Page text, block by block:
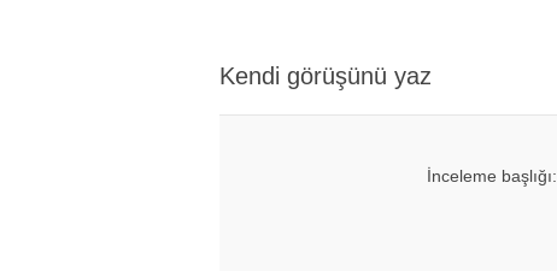
Kendi görüşünü yaz
İnceleme başlığı: